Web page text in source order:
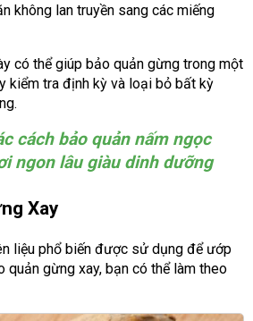
không lan truyền sang các miếng
có thể giúp bảo quản gừng trong một
kiểm tra định kỳ và loại bỏ bất kỳ
cách bảo quản nấm ngọc
ngon lâu giàu dinh dưỡng
Xay
liệu phổ biến được sử dụng để ướp
quản gừng xay, bạn có thể làm theo